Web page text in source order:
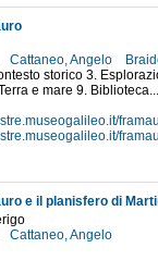
Cattaneo, Angelo
storico 3.
e mare 9. Biblioteca...
e il planisfero di
Cattaneo, Angelo